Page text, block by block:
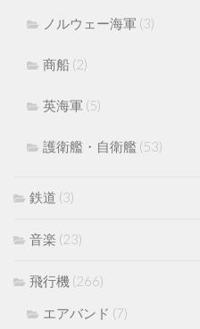
ノルウェー海軍 (3)
商船 (2)
英海軍 (5)
護衛艦・自衛艦 (53)
鉄道 (3)
音楽 (23)
飛行機 (266)
エアバンド (7)